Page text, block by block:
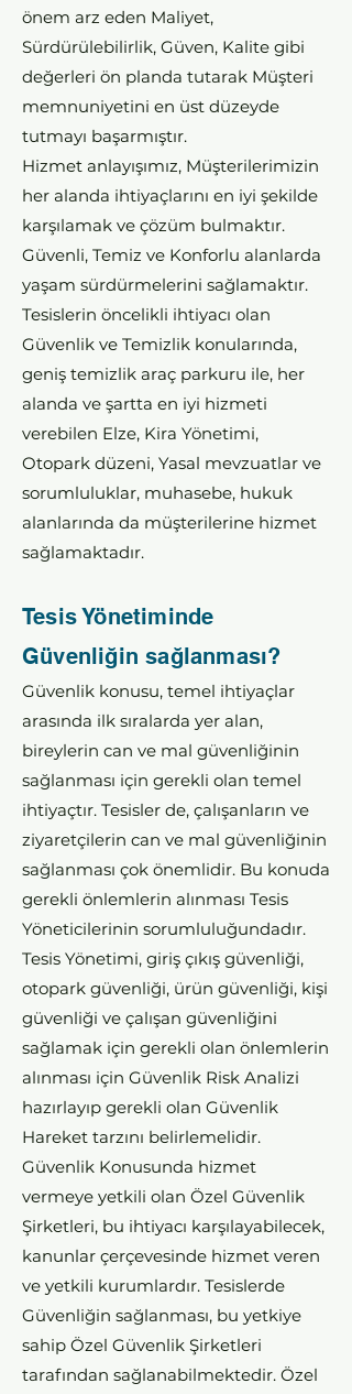
önem arz eden Maliyet,
Sürdürülebilirlik, Güven, Kalite gibi
değerleri ön planda tutarak Müşteri
memnuniyetini en üst düzeyde
tutmayı başarmıştır.
Hizmet anlayışımız, Müşterilerimizin
her alanda ihtiyaçlarını en iyi şekilde
karşılamak ve çözüm bulmaktır.
Güvenli, Temiz ve Konforlu alanlarda
yaşam sürdürmelerini sağlamaktır.
Tesislerin öncelikli ihtiyacı olan
Güvenlik ve Temizlik konularında,
geniş temizlik araç parkuru ile, her
alanda ve şartta en iyi hizmeti
verebilen Elze, Kira Yönetimi,
Otopark düzeni, Yasal mevzuatlar ve
sorumluluklar, muhasebe, hukuk
alanlarında da müşterilerine hizmet
sağlamaktadır.
Tesis Yönetiminde
Güvenliğin sağlanması?
Güvenlik konusu, temel ihtiyaçlar
arasında ilk sıralarda yer alan,
bireylerin can ve mal güvenliğinin
sağlanması için gerekli olan temel
ihtiyaçtır. Tesisler de, çalışanların ve
ziyaretçilerin can ve mal güvenliğinin
sağlanması çok önemlidir. Bu konuda
gerekli önlemlerin alınması Tesis
Yöneticilerinin sorumluluğundadır.
Tesis Yönetimi, giriş çıkış güvenliği,
otopark güvenliği, ürün güvenliği, kişi
güvenliği ve çalışan güvenliğini
sağlamak için gerekli olan önlemlerin
alınması için Güvenlik Risk Analizi
hazırlayıp gerekli olan Güvenlik
Hareket tarzını belirlemelidir.
Güvenlik Konusunda hizmet
vermeye yetkili olan Özel Güvenlik
Şirketleri, bu ihtiyacı karşılayabilecek,
kanunlar çerçevesinde hizmet veren
ve yetkili kurumlardır. Tesislerde
Güvenliğin sağlanması, bu yetkiye
sahip Özel Güvenlik Şirketleri
tarafından sağlanabilmektedir. Özel